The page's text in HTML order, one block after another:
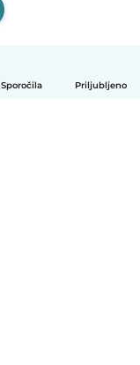
Sporočila Priljubljeno